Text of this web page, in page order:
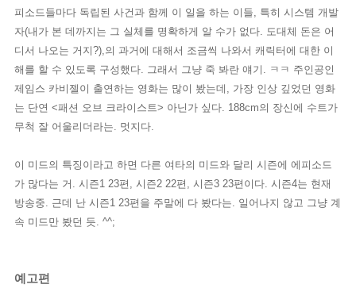
피소드들마다 독립된 사건과 함께 이 일을 하는 이들, 특히 시스템 개발
자(내가 본 데까지는 그 실체를 명확하게 알 수가 없다. 도대체 돈은 어
디서 나오는 거지?),의 과거에 대해서 조금씩 나와서 캐릭터에 대한 이
해를 할 수 있도록 구성했다. 그래서 그냥 죽 봐란 얘기. ㅋㅋ 주인공인
제임스 카비젤이 출연하는 영화는 많이 봤는데, 가장 인상 깊었던 영화
는 단연 <패션 오브 크라이스트> 아닌가 싶다. 188cm의 장신에 수트가
무척 잘 어울리더라는. 멋지다.
이 미드의 특징이라고 하면 다른 여타의 미드와 달리 시즌에 에피소드
가 많다는 거. 시즌1 23편, 시즌2 22편, 시즌3 23편이다. 시즌4는 현재
방송중. 근데 난 시즌1 23편을 주말에 다 봤다는. 일어나지 않고 그냥 계
속 미드만 봤던 듯. ^^;
예고편